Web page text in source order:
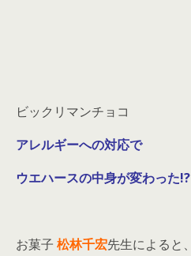
ビックリマンチョコ
アレルギーへの対応で
ウエハースの中身が変わった!?
お菓子 松林千宏先生によると、